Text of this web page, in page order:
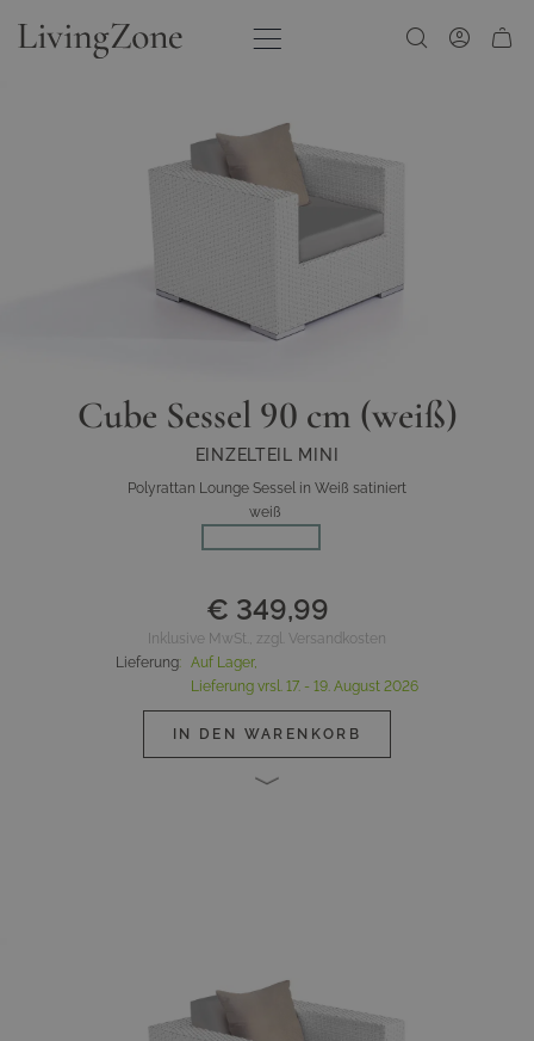
Cube Sessel 90 cm (weiß)
EINZELTEIL MINI
Polyrattan Lounge Sessel in Weiß satiniert
weiß
€ 349,99
Inklusive MwSt., zzgl. Versandkosten
Lieferung: Auf Lager,
Lieferung vrsl. 17. - 19. August 2026
IN DEN WARENKORB